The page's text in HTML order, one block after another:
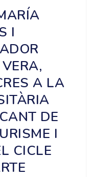
I
A LA
DE
I
CICLE